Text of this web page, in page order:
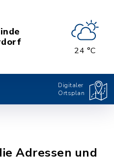
24 °C
Digitaler
Ortsplan
Adressen und